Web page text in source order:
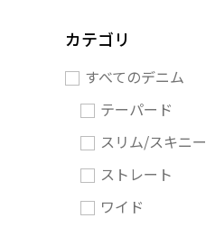
カテゴリ
すべてのデニム
テーパード
スリム/スキニー
ストレート
ワイド